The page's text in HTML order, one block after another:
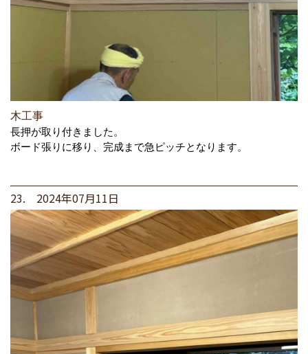
木工事
長押が取り付きました。
ボード張りに移り、完成まで急ピッチとなります。
23. 2024年07月11日